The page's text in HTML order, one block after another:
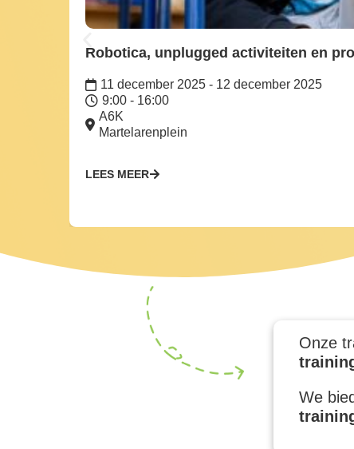
Robotica, unplugged activiteiten en
11 december 2025 - 12 december 2025
9:00 - 16:00
A6K
Martelarenplein
LEES MEER
Onze
We